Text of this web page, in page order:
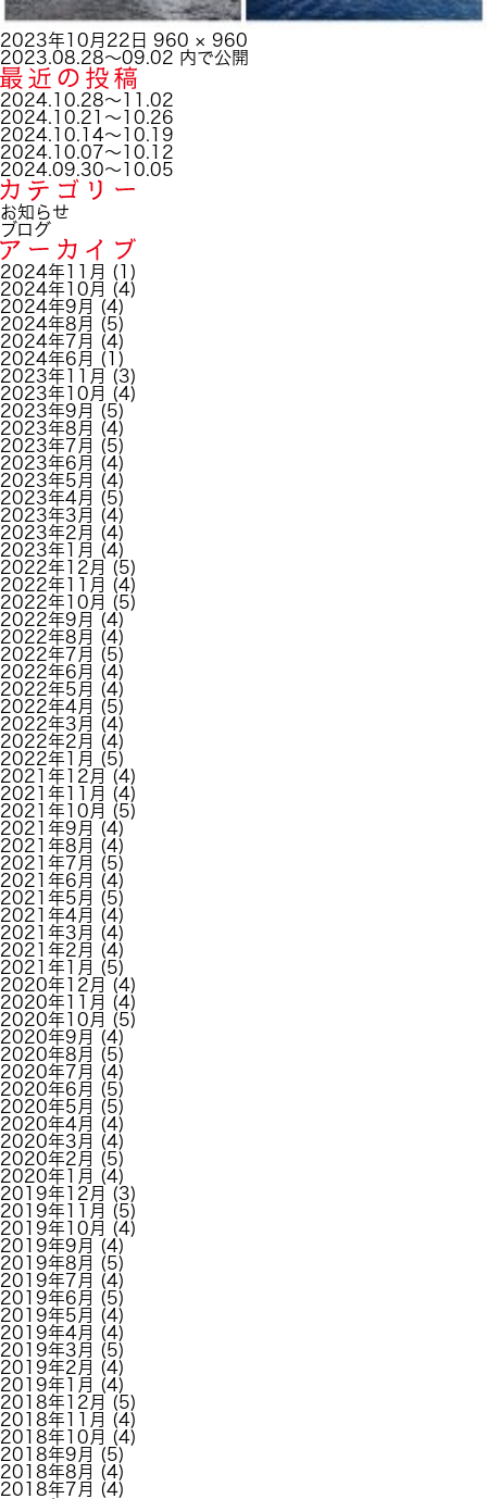
投
稿
日:
2023年10月22日 フ
ル
イ
ズ
960 × 960
投
稿
ナ
ビ
ゲ
ー
シ
ョ
ン
2023.08.28～09.02 内で公開
2024.10.28～11.02
2024.10.21～10.26
2024.10.14～10.19
2024.10.07～10.12
2024.09.30～10.05
お知らせ
ブログ
2024年11月
(1)
2024年10月
(4)
2024年9月
(4)
2024年8月
(5)
2024年7月
(4)
2024年6月
(1)
2023年11月
(3)
2023年10月
(4)
2023年9月
(5)
2023年8月
(4)
2023年7月
(5)
2023年6月
(4)
2023年5月
(4)
2023年4月
(5)
2023年3月
(4)
2023年2月
(4)
2023年1月
(4)
2022年12月
(5)
2022年11月
(4)
2022年10月
(5)
2022年9月
(4)
2022年8月
(4)
2022年7月
(5)
2022年6月
(4)
2022年5月
(4)
2022年4月
(5)
2022年3月
(4)
2022年2月
(4)
2022年1月
(5)
2021年12月
(4)
2021年11月
(4)
2021年10月
(5)
2021年9月
(4)
2021年8月
(4)
2021年7月
(5)
2021年6月
(4)
2021年5月
(5)
2021年4月
(4)
2021年3月
(4)
2021年2月
(4)
2021年1月
(5)
2020年12月
(4)
2020年11月
(4)
2020年10月
(5)
2020年9月
(4)
2020年8月
(5)
2020年7月
(4)
2020年6月
(5)
2020年5月
(5)
2020年4月
(4)
2020年3月
(4)
2020年2月
(5)
2020年1月
(4)
2019年12月
(3)
2019年11月
(5)
2019年10月
(4)
2019年9月
(4)
2019年8月
(5)
2019年7月
(4)
2019年6月
(5)
2019年5月
(4)
2019年4月
(4)
2019年3月
(5)
2019年2月
(4)
2019年1月
(4)
2018年12月
(5)
2018年11月
(4)
2018年10月
(4)
2018年9月
(5)
2018年8月
(4)
2018年7月
(4)